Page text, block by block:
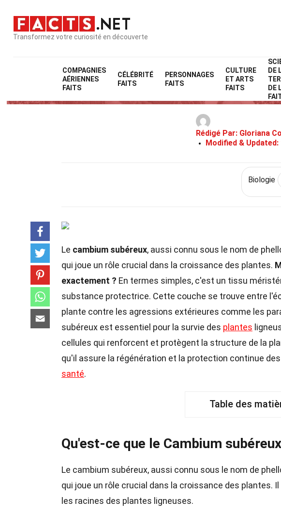
Transformez votre curiosité en découverte
COMPAGNIES
AÉRIENNES
FAITS
CÉLÉBRITÉ
FAITS
PERSONNAGES
FAITS
CULTURE
ET ARTS
FAITS
DE
DE
25 Faits
Rédigé Par: Gloriana
Modified & Updated:
Biologie
Le cambium subéreux, aussi connu sous le nom de
qui joue un rôle crucial dans la croissance des plantes.
exactement ? En termes simples, c'est un tissu
substance protectrice. Cette couche se trouve entre
plante contre les agressions extérieures comme les
subéreux est essentiel pour la survie des plantes
cellules qui renforcent et protègent la structure de la
qu'il assure la régénération et la protection continue
santé.
Table des
Qu'est-ce que le Cambium
Le cambium subéreux, aussi connu sous le nom de
qui joue un rôle crucial dans la croissance des plantes.
les racines des plantes ligneuses.